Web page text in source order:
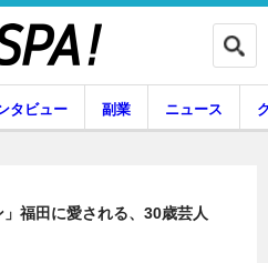
タビュー 副業 ニュース
福田に愛される、30歳芸人